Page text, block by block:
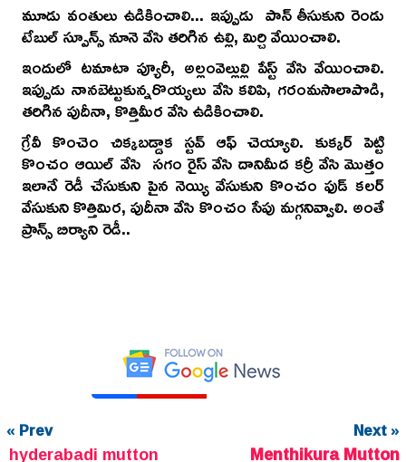
మూడు వంతులు ఉడికించాలి... ఇప్పుడు పాన్ తీసుకుని రెండు
టేబుల్ స్పూన్స్ నూనె వేసి తరిగిన ఉల్లి, మిర్చి వేయించాలి.
ఇందులో టమాటా ప్యూరీ, అల్లంవెల్లుల్లి పేస్ట్ వేసి వేయించాలి.
ఇప్పుడు నానబెట్టుకున్నరొయ్యలు వేసి కలిపి, గరంమసాలాపొడి,
తరిగిన పుదీనా, కొత్తిమీర వేసి ఉడికించాలి.
గ్రేవీ కొంచెం చిక్కబడ్డాక స్టవ్ ఆఫ్ చెయ్యాలి. కుక్కర్ పెట్టి
కొంచం ఆయిల్ వేసి సగం రైస్ వేసి దానిమీద కర్రీ వేసి మొత్తం
ఇలానే రెడీ చేసుకుని పైన నెయ్యి వేసుకుని కొంచం ఫుడ్ కలర్
వేసుకుని కొత్తిమిర, పుదీనా వేసి కొంచం సేపు మగ్గనివ్వాలి. అంతే
ప్రాన్స్ బిర్యాని రెడీ..
« Prev
hyderabadi mutton
Next »
Menthikura Mutton